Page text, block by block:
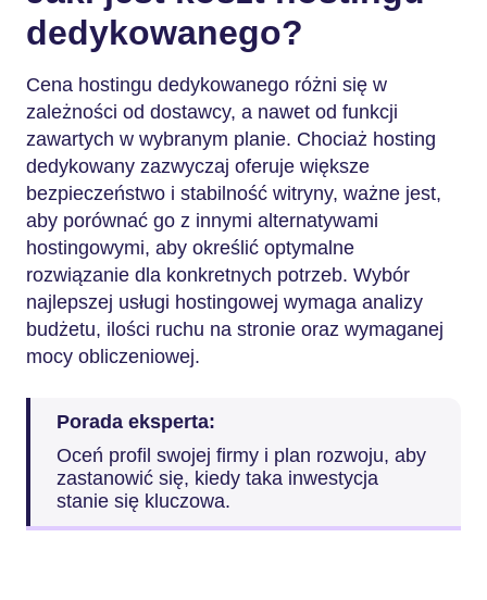
dedykowanego?
Cena hostingu dedykowanego różni się w
zależności od dostawcy, a nawet od funkcji
zawartych w wybranym planie. Chociaż hosting
dedykowany zazwyczaj oferuje większe
bezpieczeństwo i stabilność witryny, ważne jest,
aby porównać go z innymi alternatywami
hostingowymi, aby określić optymalne
rozwiązanie dla konkretnych potrzeb. Wybór
najlepszej usługi hostingowej wymaga analizy
budżetu, ilości ruchu na stronie oraz wymaganej
mocy obliczeniowej.
Porada eksperta:
Oceń profil swojej firmy i plan rozwoju, aby
zastanowić się, kiedy taka inwestycja
stanie się kluczowa.